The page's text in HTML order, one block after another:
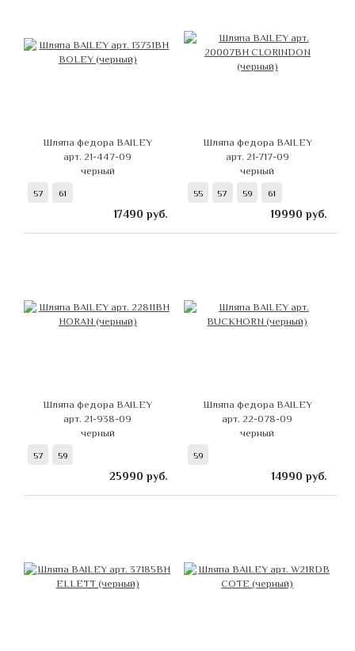
Шляпа федора BAILEY
арт. 21-447-09
черный
57 61
17490 руб.
Шляпа федора BAILEY
арт. 21-717-09
черный
55 57 59 61
19990 руб.
Шляпа федора BAILEY
арт. 21-938-09
черный
57 59
25990 руб.
Шляпа федора BAILEY
арт. 22-078-09
черный
59
14990 руб.